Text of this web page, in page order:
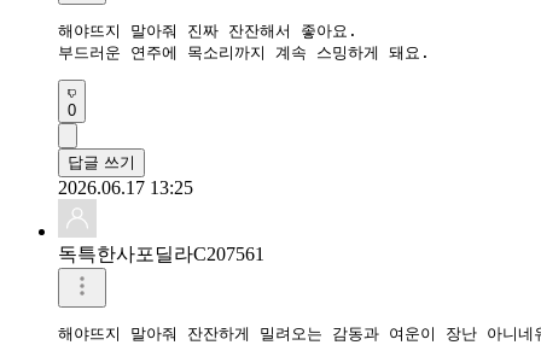
해야뜨지 말아줘 진짜 잔잔해서 좋아요.
부드러운 연주에 목소리까지 계속 스밍하게 돼요.
0
답글 쓰기
2026.06.17 13:25
독특한사포딜라C207561
해야뜨지 말아줘 잔잔하게 밀려오는 감동과 여운이 장난 아니